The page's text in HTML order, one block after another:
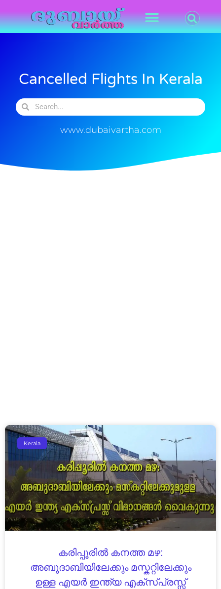
Cancelled Flights In Kerala
www.dubaivartha.com
Kerala
കരിപ്പൂരിൽ കനത്ത മഴ:
അബുദാബിയിലേക്കും മസ്കറ്റിലേക്കും
ഉള്ള എയർ ഇന്ത്യ എക്‌സ്പ്രസ്സ്